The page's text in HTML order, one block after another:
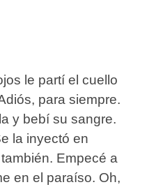
le partí el cuello
para siempre.
y bebí su sangre.
la inyectó en
Empecé a
en el paraíso. Oh,